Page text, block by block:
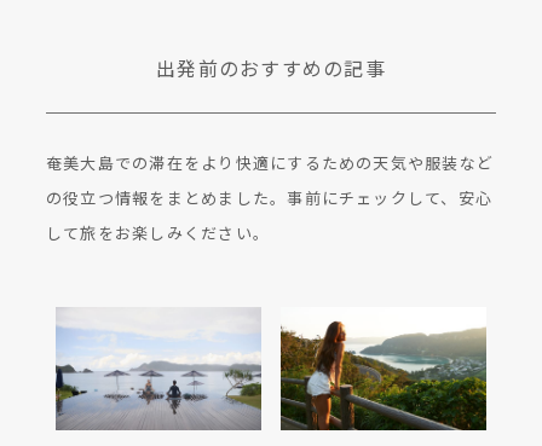
出発前のおすすめの記事
奄美大島での滞在をより快適にするための天気や服装など
の役立つ情報をまとめました。事前にチェックして、安心
して旅をお楽しみください。